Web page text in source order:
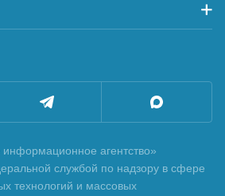
агентство»
службой по надзору в сфере
технологий и массовых